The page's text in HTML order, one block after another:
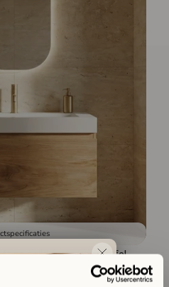
en solid surface wastafel